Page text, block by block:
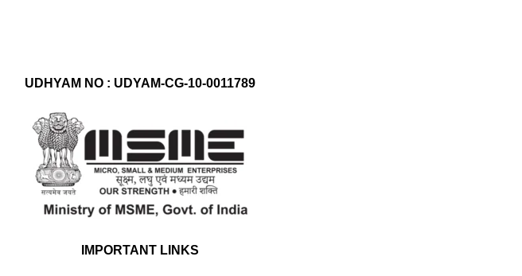
UDHYAM NO : UDYAM-CG-10-0011789
IMPORTANT LINKS